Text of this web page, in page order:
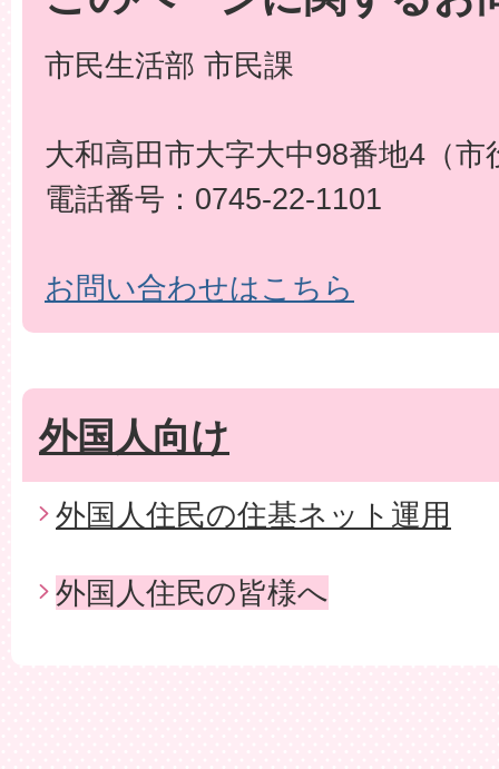
市民生活部 市民課
大和高田市大字大中98番地4（市
電話番号：0745-22-1101
お問い合わせはこちら
外国人向け
外国人住民の住基ネット運用
外国人住民の皆様へ